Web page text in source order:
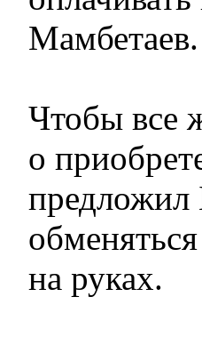
Мамбетаев.
Чтобы все
о
предложил
на руках.